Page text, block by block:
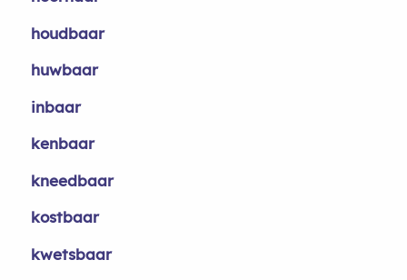
houdbaar
huwbaar
inbaar
kenbaar
kneedbaar
kostbaar
kwetsbaar